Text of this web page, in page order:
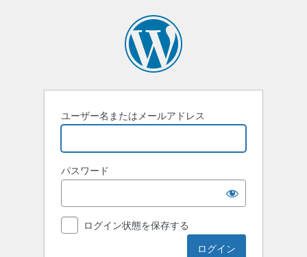
ユーザー名またはメールアドレス
パスワード
ログイン状態を保存する